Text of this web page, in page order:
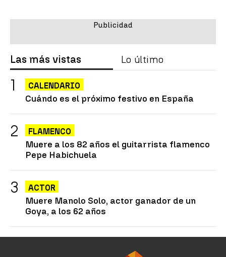
Las más vistas Lo último
CALENDARIO
Cuándo es el próximo festivo en España
FLAMENCO
Muere a los 82 años el guitarrista flamenco
Pepe Habichuela
ACTOR
Muere Manolo Solo, actor ganador de un
Goya, a los 62 años